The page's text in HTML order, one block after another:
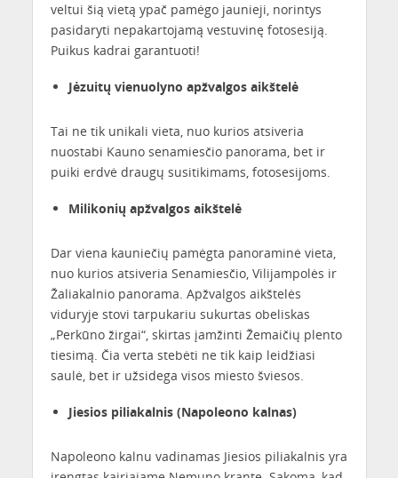
veltui šią vietą ypač pamėgo jaunieji, norintys
pasidaryti nepakartojamą vestuvinę fotosesiją.
Puikus kadrai garantuoti!
Jėzuitų vienuolyno apžvalgos aikštelė
Tai ne tik unikali vieta, nuo kurios atsiveria
nuostabi Kauno senamiesčio panorama, bet ir
puiki erdvė draugų susitikimams, fotosesijoms.
Milikonių apžvalgos aikštelė
Dar viena kauniečių pamėgta panoraminė vieta,
nuo kurios atsiveria Senamiesčio, Vilijampolės ir
Žaliakalnio panorama. Apžvalgos aikštelės
viduryje stovi tarpukariu sukurtas obeliskas
„Perkūno žirgai“, skirtas įamžinti Žemaičių plento
tiesimą. Čia verta stebėti ne tik kaip leidžiasi
saulė, bet ir užsidega visos miesto šviesos.
Jiesios piliakalnis (Napoleono kalnas)
Napoleono kalnu vadinamas Jiesios piliakalnis yra